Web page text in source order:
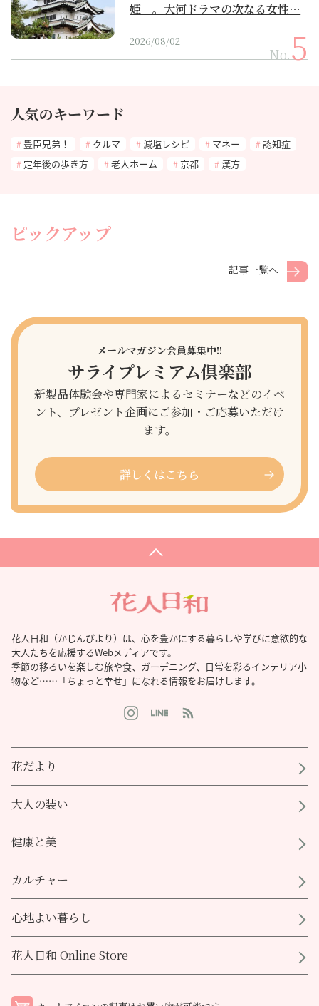
姫」。大河ドラマの次なる女性…
2026/08/02
No.
人気のキーワード
豊臣兄弟！ クルマ 減塩レシピ マネー
認知症
定年後の歩き方
老人ホーム 京都 漢方
ピックアップ
記事一覧へ
メールマガジン会員募集中!!
サライプレミアム倶楽部
新製品体験会や専門家によるセミナーなどのイベ
ント、プレゼント企画にご参加・ご応募いただけ
ます。
詳しくはこちら
花人日和（かじんびより）は、心を豊かにする暮らしや学びに意欲的な
大人たちを応援するWebメディアです。
季節の移ろいを楽しむ旅や食、ガーデニング、日常を彩るインテリア小
物など……「ちょっと幸せ」になれる情報をお届けします。
花だより
大人の装い
健康と美
カルチャー
心地よい暮らし
花人日和 Online Store